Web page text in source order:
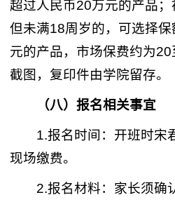
超过人民币20万元的产品
但未满18周岁的，可选择
元的产品，市场保费约为
截图，复印件由学院留存。
（八）报名相关事宜
1.报名时间：开班时宋
现场缴费。
2.报名材料：家长须确